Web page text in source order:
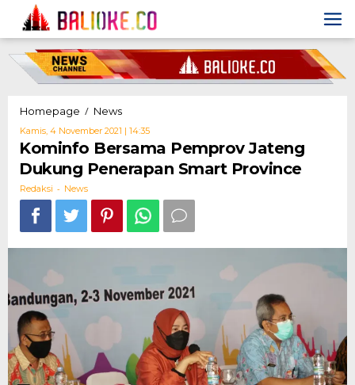
content
Homepage / NewsKominfo
Bersama
Pemprov
Jateng
Dukung
Penerapan
Province
Kamis, 4 November 2021 | 14:35Oleh
Redaksi
Kominfo Bersama Pemprov Jateng
Dukung Penerapan Smart Province
Redaksi - News